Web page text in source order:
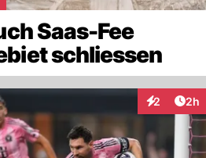
Saas-Fee
schliessen
2 2h